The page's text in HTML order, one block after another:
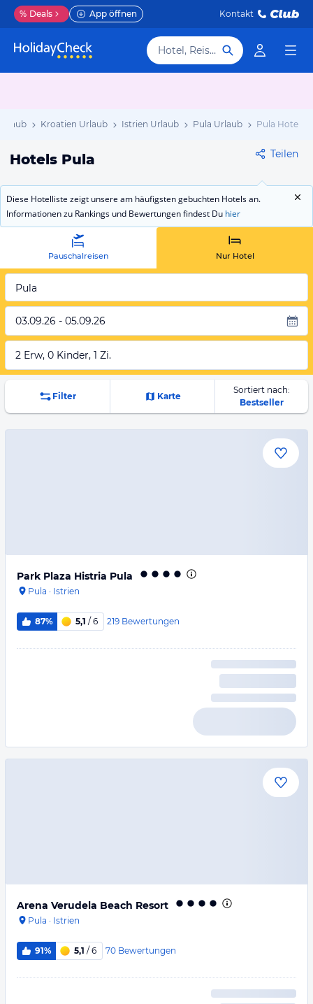
% Deals App öffnen Kontakt
Hotel, Reiseziel
Kroatien Urlaub Istrien Urlaub Pula Urlaub Pula Hotels
Hotels Pula Teilen
Diese Hotelliste zeigt unsere am häufigsten gebuchten Hotels an.
Informationen zu Rankings und Bewertungen findest Du hier
Pauschalreisen Nur Hotel
Pula
03.09.26 - 05.09.26
2 Erw, 0 Kinder, 1 Zi.
Filter Karte
Sortiert nach:
Bestseller
Park Plaza Histria Pula
Pula · Istrien
87% 5,1 / 6 219 Bewertungen
Arena Verudela Beach Resort
Pula · Istrien
91% 5,1 / 6 70 Bewertungen